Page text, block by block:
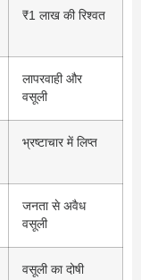
₹1 लाख की रिश्वत
लापरवाही और
वसूली
भ्रष्टाचार में लिप्त
जनता से अवैध
वसूली
वसूली का दोषी